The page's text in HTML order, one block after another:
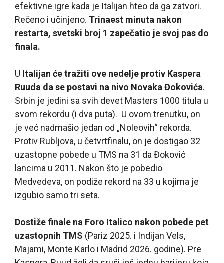
efektivne igre kada je Italijan hteo da ga zatvori.
Rečeno i učinjeno. Trinaest minuta nakon
restarta, svetski broj 1 zapečatio je svoj pas do
finala.
U Italijan će tražiti ove nedelje protiv Kaspera
Ruuda da se postavi na nivo Novaka Đokovića.
Srbin je jedini sa svih devet Masters 1000 titula u
svom rekordu (i dva puta). U ovom trenutku, on
je već nadmašio jedan od „Noleovih“ rekorda.
Protiv Rubljova, u četvrtfinalu, on je dostigao 32
uzastopne pobede u TMS na 31 da Đoković
lancima u 2011. Nakon što je pobedio
Medvedeva, on podiže rekord na 33 u kojima je
izgubio samo tri seta.
Dostiže finale na Foro Italico nakon pobede pet
uzastopnih TMS (Pariz 2025. i Indijan Vels,
Majami, Monte Karlo i Madrid 2026. godine). Pre